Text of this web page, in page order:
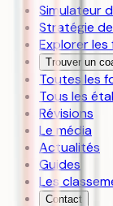
Simulateur
Stratégie
Explorer
Trouver un
Toutes les
Tous les
Révisions
Le média
Actualités
Guides
Les
Contact